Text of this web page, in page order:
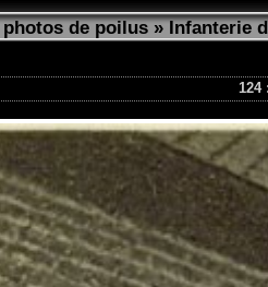
photos de poilus»Infanterie
124